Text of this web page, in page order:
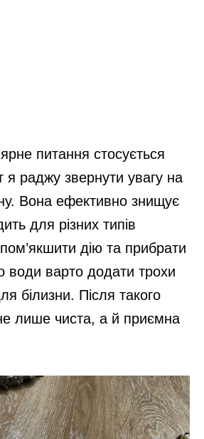
питання стосується
я раджу звернути увагу на
Вона ефективно знищує
для різних типів
дію та прибрати
води варто додати трохи
білизни. Після такого
лише чиста, а й приємна